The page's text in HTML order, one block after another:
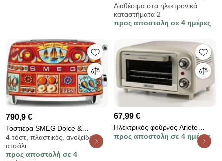
650W, 4 διαμερίσματα, 5 στάδια,
λειτουργία Stop, Κόκκινο
Διαθέσιμα στα ηλεκτρονικά
καταστήματα 2
προς αποστολή σε 4 ημέρες
790,9 €
Τοστιέρα SMEG Dolce &
Gabbana Sicily is my Love!
TSF01DGEU, 950 W, 2 φέτες, 6
επίπεδα, Δοχείο για ψίχουλα,
4 τόστ, πλαστικός, ανοξείδωτο
ατσάλι
προς αποστολή σε 4
67,99 €
Ηλεκτρικός φούρνος Ariete
VINTAGE 3919/03, 800W, 10 l,
3 λειτουργίες, Μέχρι 230°C,
προς αποστολή σε 4 ημέρες